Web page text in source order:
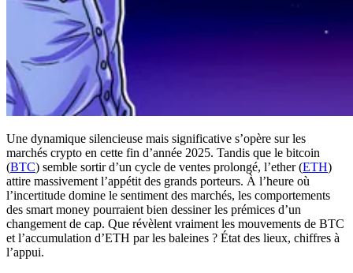
Une dynamique silencieuse mais significative s’opère sur les
marchés crypto en cette fin d’année 2025. Tandis que le bitcoin
(BTC) semble sortir d’un cycle de ventes prolongé, l’ether (ETH)
attire massivement l’appétit des grands porteurs. À l’heure où
l’incertitude domine le sentiment des marchés, les comportements
des smart money pourraient bien dessiner les prémices d’un
changement de cap. Que révèlent vraiment les mouvements de BTC
et l’accumulation d’ETH par les baleines ? État des lieux, chiffres à
l’appui.